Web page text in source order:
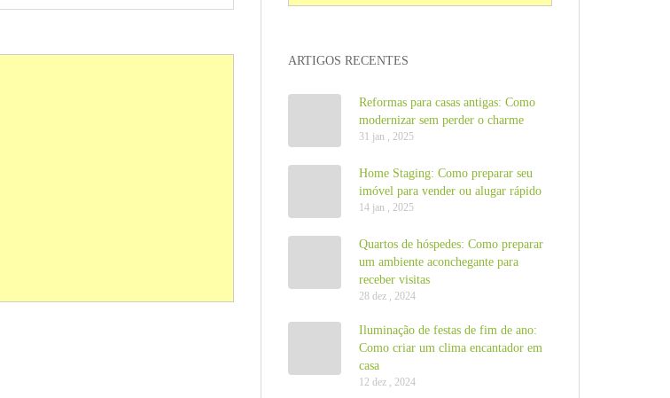
ARTIGOS RECENTES
Reformas para casas antigas: Como
modernizar sem perder o charme
31 jan , 2025
Home Staging: Como preparar seu
imóvel para vender ou alugar rápido
14 jan , 2025
Quartos de hóspedes: Como preparar
um ambiente aconchegante para
receber visitas
28 dez , 2024
Iluminação de festas de fim de ano:
Como criar um clima encantador em
casa
12 dez , 2024